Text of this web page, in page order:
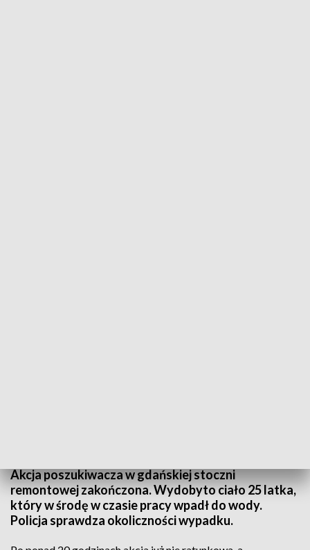
Akcja poszukiwacza w gdańskiej stoczni
remontowej zakończona. Wydobyto ciało 25 latka,
który w środę w czasie pracy wpadł do wody.
Policja sprawdza okoliczności wypadku.